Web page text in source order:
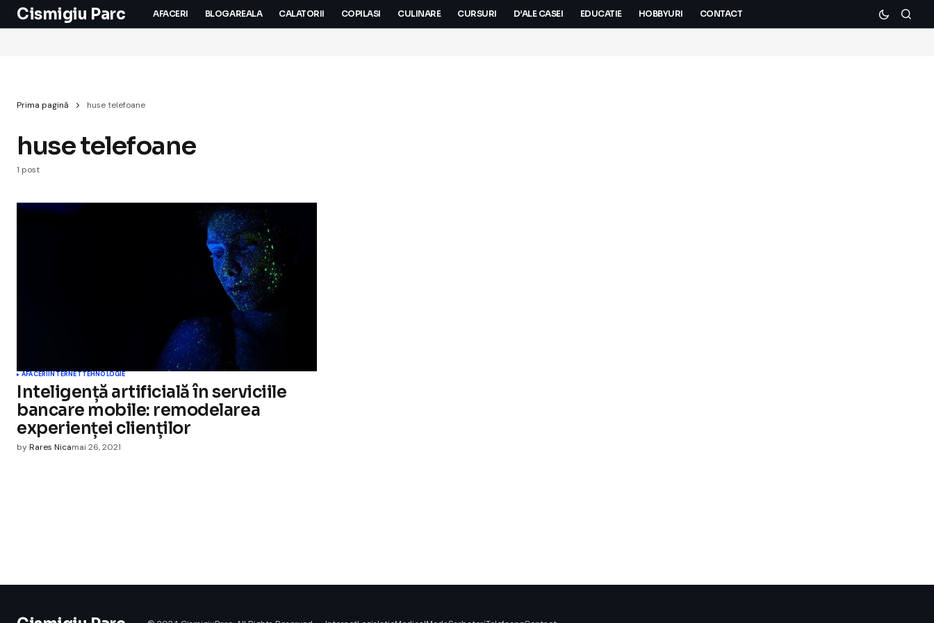
Cismigiu Parc AFACERI BLOGAREALA CALATORII COPILASI CULINARE CURSURI D’ALE CASEI EDUCATIE HOBBYURI CONTACT
Prima pagină huse telefoane
huse telefoane
1 post
AFACERIINTERNETTEHNOLOGIE
Inteligență artificială în serviciile
bancare mobile: remodelarea
experienței clienților
byRares Nicamai 26, 2021